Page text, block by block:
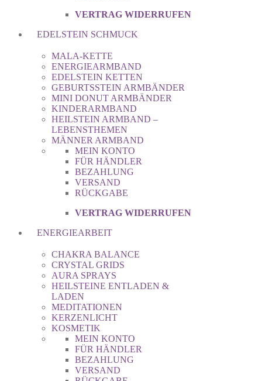
VERTRAG WIDERRUFEN
EDELSTEIN SCHMUCK
MALA-KETTE
ENERGIEARMBAND
EDELSTEIN KETTEN
GEBURTSSTEIN ARMBÄNDER
MINI DONUT ARMBÄNDER
KINDERARMBAND
HEILSTEIN ARMBAND –
LEBENSTHEMEN
MÄNNER ARMBAND
MEIN KONTO
FÜR HÄNDLER
BEZAHLUNG
VERSAND
RÜCKGABE
VERTRAG WIDERRUFEN
ENERGIEARBEIT
CHAKRA BALANCE
CRYSTAL GRIDS
AURA SPRAYS
HEILSTEINE ENTLADEN &
LADEN
MEDITATIONEN
KERZENLICHT
KOSMETIK
MEIN KONTO
FÜR HÄNDLER
BEZAHLUNG
VERSAND